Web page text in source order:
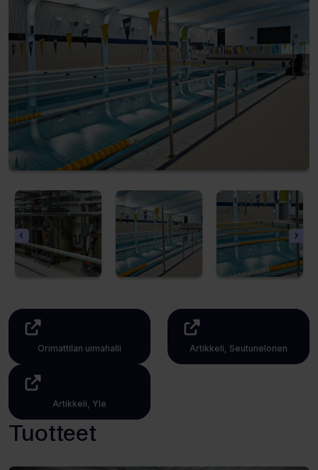
Orimattilan uimahalli
uuden
välilehden)
Artikkeli, Seutunelonen
(Avaa
Artikkeli, Yle
(Avaa
uuden
Tuotteet